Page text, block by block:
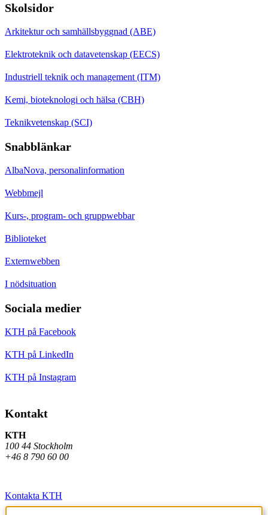
Skolsidor
Arkitektur och samhällsbyggnad (ABE)
Elektroteknik och datavetenskap (EECS)
Industriell teknik och management (ITM)
Kemi, bioteknologi och hälsa (CBH)
Teknikvetenskap (SCI)
Snabblänkar
AlbaNova, personalinformation
Webbmejl
Kurs-, program- och gruppwebbar
Biblioteket
Externwebben
I nödsituation
Sociala medier
KTH på Facebook
KTH på LinkedIn
KTH på Instagram
Kontakt
KTH
100 44 Stockholm
+46 8 790 60 00
Kontakta KTH